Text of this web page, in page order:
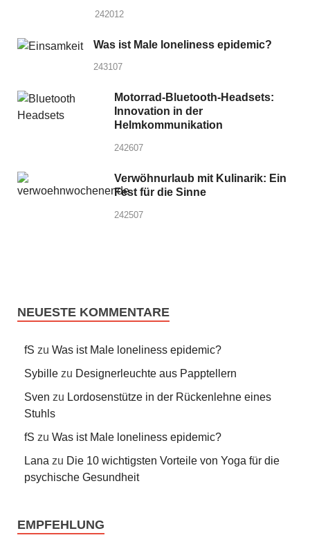
242012
Was ist Male loneliness epidemic?
243107
Motorrad-Bluetooth-Headsets:
Innovation in der
Helmkommunikation
242607
Verwöhnurlaub mit Kulinarik: Ein
Fest für die Sinne
242507
NEUESTE KOMMENTARE
fS zu Was ist Male loneliness epidemic?
Sybille zu Designerleuchte aus Papptellern
Sven zu Lordosenstütze in der Rückenlehne eines
Stuhls
fS zu Was ist Male loneliness epidemic?
Lana zu Die 10 wichtigsten Vorteile von Yoga für die
psychische Gesundheit
EMPFEHLUNG